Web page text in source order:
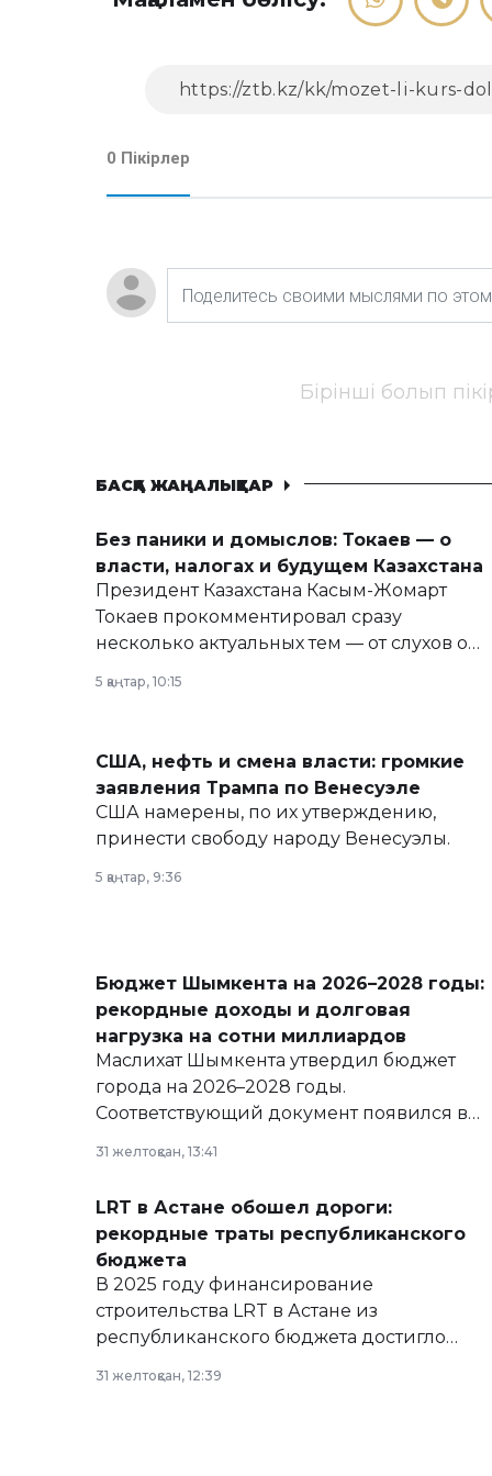
0 Пікірлер
Бірінші болып
БАСҚА ЖАҢАЛЫҚТАР
Без паники и домыслов: Токаев — о
власти, налогах и будущем Казахстана
Президент Казахстана Касым-Жомарт
Токаев прокомментировал сразу
несколько актуальных тем — от слухов о
армии, экономики и личного здоровья.
5 қаңтар, 10:15
США, нефть и смена власти: громкие
заявления Трампа по Венесуэле
США намерены, по их утверждению,
принести свободу народу Венесуэлы.
5 қаңтар, 9:36
Бюджет Шымкента на 2026–2028 годы:
рекордные доходы и долговая
нагрузка на сотни миллиардов
Маслихат Шымкента утвердил бюджет
города на 2026–2028 годы.
Соответствующий документ появился в
сайте маслихат города.
31 желтоқсан, 13:41
LRT в Астане обошел дороги:
рекордные траты республиканского
бюджета
В 2025 году финансирование
строительства LRT в Астане из
республиканского бюджета достигло
31 желтоқсан, 12:39